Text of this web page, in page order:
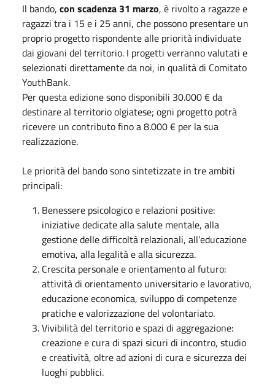
Il bando, con scadenza 31 marzo, è rivolto a ragazze e
ragazzi tra i 15 e i 25 anni, che possono presentare un
proprio progetto rispondente alle priorità individuate
dai giovani del territorio. I progetti verranno valutati e
selezionati direttamente da noi, in qualità di Comitato
YouthBank.
Per questa edizione sono disponibili 30.000 € da
destinare al territorio olgiatese; ogni progetto potrà
ricevere un contributo fino a 8.000 € per la sua
realizzazione.
Le priorità del bando sono sintetizzate in tre ambiti
principali:
Benessere psicologico e relazioni positive:
iniziative dedicate alla salute mentale, alla
gestione delle difficoltà relazionali, all’educazione
emotiva, alla legalità e alla sicurezza.
Crescita personale e orientamento al futuro:
attività di orientamento universitario e lavorativo,
educazione economica, sviluppo di competenze
pratiche e valorizzazione del volontariato.
Vivibilità del territorio e spazi di aggregazione:
creazione e cura di spazi sicuri di incontro, studio
e creatività, oltre ad azioni di cura e sicurezza dei
luoghi pubblici.